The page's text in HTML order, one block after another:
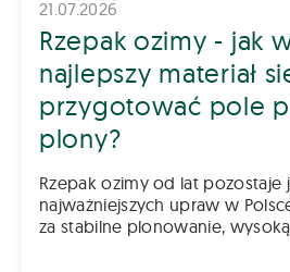
21.07.2026
Rzepak ozimy - jak
najlepszy materiał
przygotować pole
plony?
Rzepak ozimy od lat pozostaje
najważniejszych upraw w
za stabilne plonowanie,